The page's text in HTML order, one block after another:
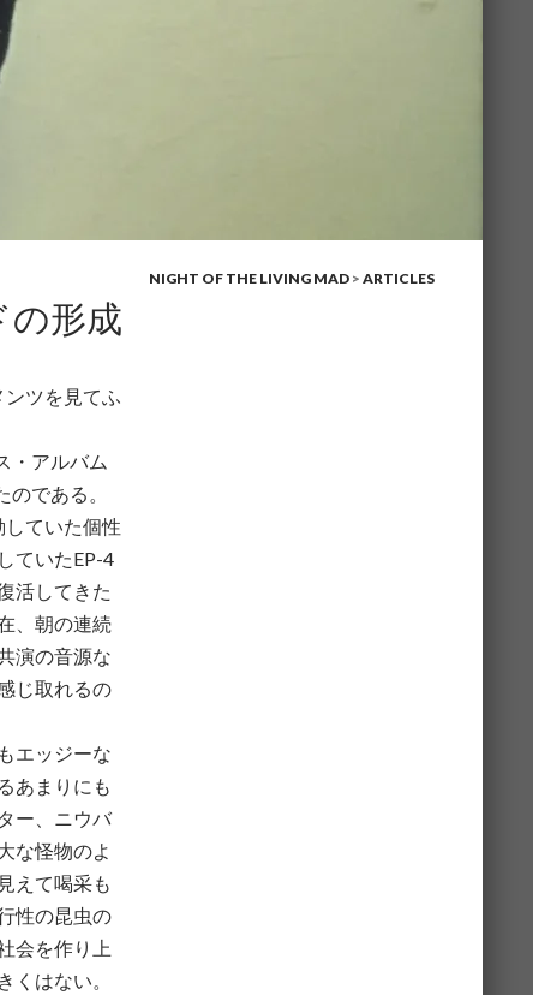
NIGHT OF THE LIVING MAD > ARTICLES
の形成
ツを見てふ
・アルバム
である。
ていた個性
ていたEP-4
活してきた
、朝の連続
演の音源な
じ取れるの
エッジーな
あまりにも
ー、ニウバ
な怪物のよ
えて喝采も
性の昆虫の
会を作り上
くはない。